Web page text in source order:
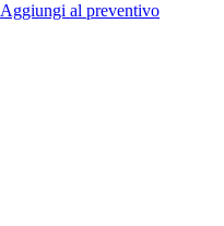
Aggiungi al preventivo